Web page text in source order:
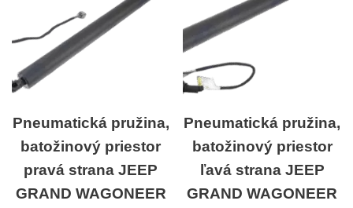
Pneumatická pružina,
batožinový priestor
pravá strana JEEP
GRAND WAGONEER
Pneumatická pružina,
batožinový priestor
ľavá strana JEEP
GRAND WAGONEER